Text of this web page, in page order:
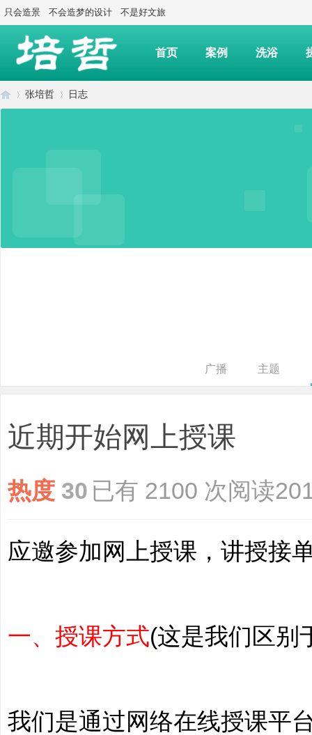
只会造景 不会造梦的设计 不是好文旅
首页 案例 洗浴
培
文
张培哲 日志
广播 主题
近期开始网上授课
热度 30 已有 2100 次阅读
应邀参加网上授课，讲授接
一、授课方式(这是我们区别
我们是通过网络在线授课平